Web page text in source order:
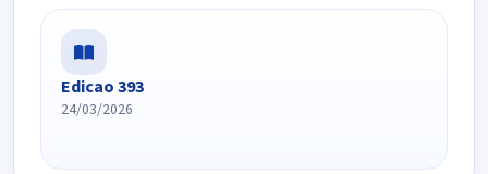
Edicao 393
24/03/2026